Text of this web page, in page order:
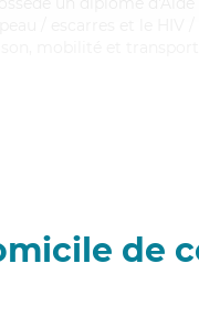
/ escarres et le HIV /
de